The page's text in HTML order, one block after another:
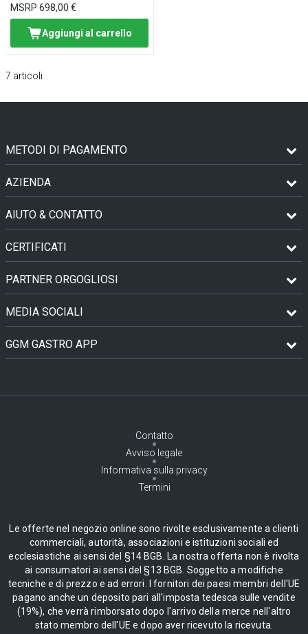
MSRP 698,00 €
Aggiungi al carrello
7 articoli
METODI DI PAGAMENTO
AZIENDA
AIUTO & CONTATTO
CERTIFICATI
PARTNER ORGOGLIOSI
MEDIA SOCIALI
GGM GASTRO APP
Contatto
Avviso legale
Informativa sulla privacy
Termini
Le offerte nel negozio online sono rivolte esclusivamente a clienti
commerciali, autorità, associazioni e istituzioni sociali ed
ecclesiastiche ai sensi del §14 BGB. La nostra offerta non è rivolta
ai consumatori ai sensi del §13 BGB. Soggetto a modifiche
tecniche e di prezzo e ad errori. I fornitori dei paesi membri dell'UE
pagano anche un deposito pari all'imposta tedesca sulle vendite
(19%), che verrà rimborsato dopo l'arrivo della merce nell'altro
stato membro dell'UE e dopo aver ricevuto la ricevuta.